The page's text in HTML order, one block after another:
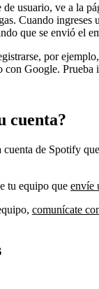
usuario, ve a la
Cuando ingreses
que se envió el
por
Google. Prueba
cuenta?
cuenta de Spotify
tu equipo que envíe
comunícate